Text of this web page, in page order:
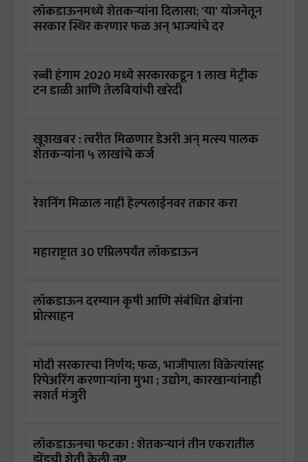
लॉकडाऊनमध्ये शेतकऱ्यांना दिलासा; 'या' योजनेतून
सरकार स्थिर करणार फळ अन् भाज्यांचे दर
रब्बी हंगाम 2020 मध्ये सरकारकडून 1 लाख मेट्रीक
टन डाळी आणि तेलबियांची खरेदी
खूशखबर : त्वरीत मिळणार डेअरी अन् मत्स्य पालक
शेतकऱ्यांना ५ लाखांचे कर्ज
रेशनिंग मिळाल नाही हेल्पलाईनवर तक्रार करा
महाराष्ट्रात 30 एप्रिलपर्यंत लॉकडाऊन
लॉकडाऊन दरम्यान कृषी आणि संबंधित क्षेत्रांना
प्रोत्साहन
मोदी सरकारचा निर्णय; फळ, भाजीपाला विक्रेत्यांसह
रिपेअरिंग करणाऱ्यांना मुभा ; उद्योग, कारखान्यांनाही
सशर्त मंजुरी
लॉकडाऊनचा फटका : शेतकऱ्यानं तीन एकरातील